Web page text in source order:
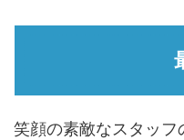
笑顔の素敵なスタッフ